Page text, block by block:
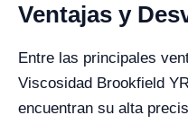
Ventajas y
Entre las principales
Viscosidad Brookfield
encuentran su alta